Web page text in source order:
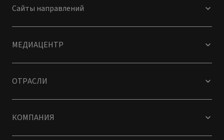
Сайты направлений
МЕДИАЦЕНТР
ОТРАСЛИ
КОМПАНИЯ